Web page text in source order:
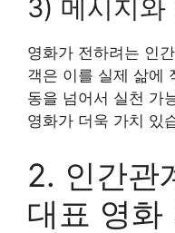
3) 메시지와
영화가 전하려는 인
객은 이를 실제 삶에
동을 넘어서 실천 가
영화가 더욱 가치 있
2. 인간관
대표 영화